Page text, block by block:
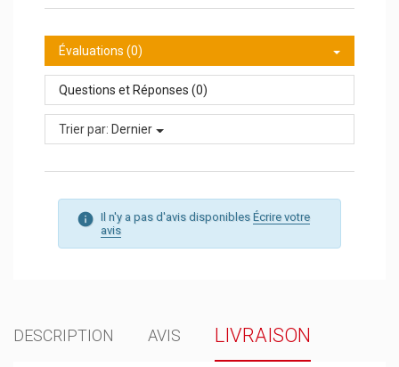
Évaluations (0)
Questions et Réponses (0)
Trier par: Dernier
Il n'y a pas d'avis disponibles Écrire votre
avis
DESCRIPTION AVIS LIVRAISON